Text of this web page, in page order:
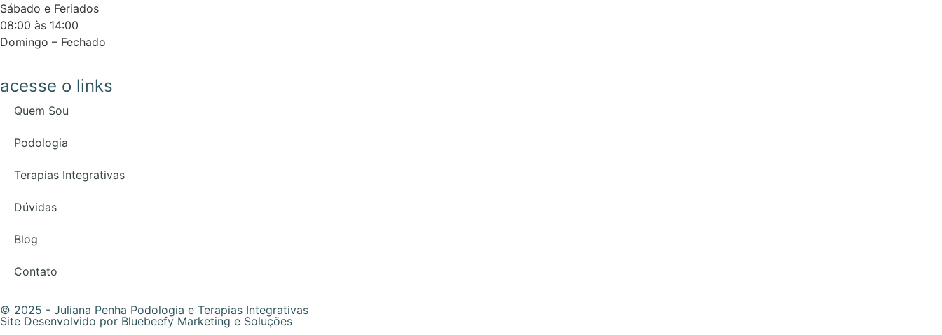
Sábado e Feriados
08:00 às 14:00
Domingo – Fechado
acesse o links
Quem Sou
Podologia
Terapias Integrativas
Dúvidas
Blog
Contato
© 2025 - Juliana Penha Podologia e Terapias Integrativas
Site Desenvolvido por Bluebeefy Marketing e Soluções